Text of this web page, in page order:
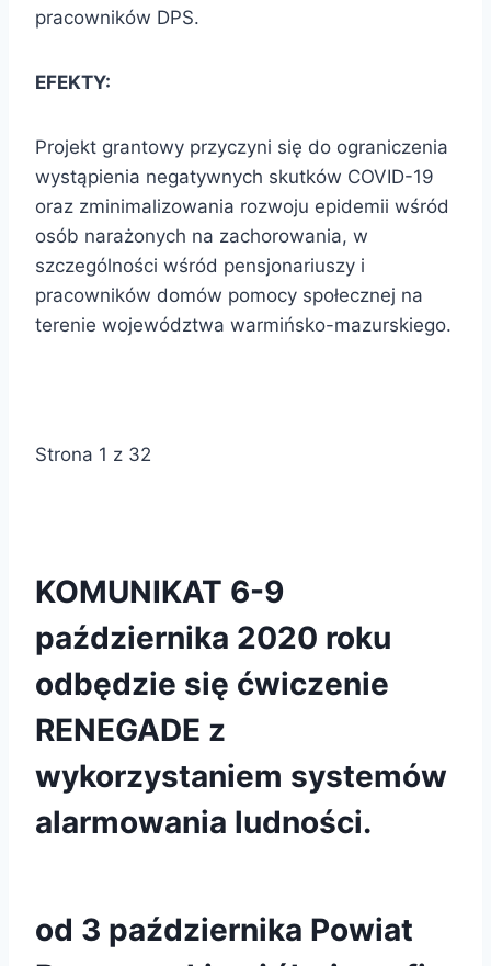
pracowników DPS.
EFEKTY:
Projekt grantowy przyczyni się do ograniczenia
wystąpienia negatywnych skutków COVID-19
oraz zminimalizowania rozwoju epidemii wśród
osób narażonych na zachorowania, w
szczególności wśród pensjonariuszy i
pracowników domów pomocy społecznej na
terenie województwa warmińsko-mazurskiego.
Strona 1 z 32
KOMUNIKAT 6-9
października 2020 roku
odbędzie się ćwiczenie
RENEGADE z
wykorzystaniem systemów
alarmowania ludności.
od 3 października Powiat